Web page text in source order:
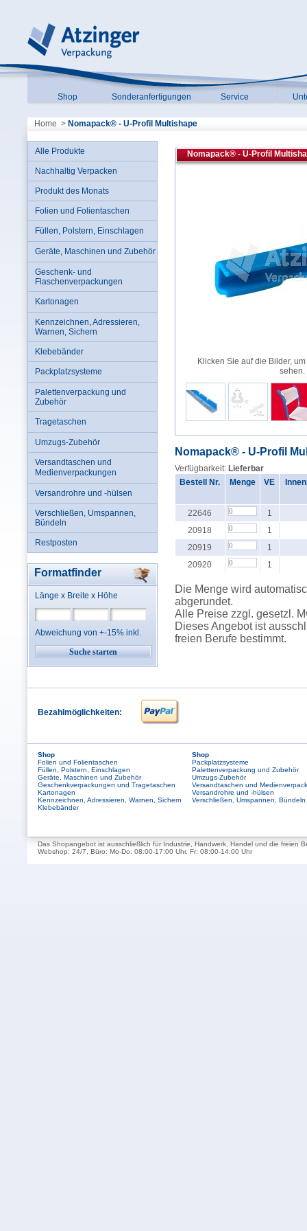
Shop Sonderanfertigungen Service
Home > Nomapack® - U-Profil Multishape
Nomapack® - U-Profil
Klicken Sie auf die Bilder,
sehen.
Nomapack® - U-Profil
Verfügbarkeit: Lieferbar
Bestell Nr.
Menge VE
22646
1
20918
1
20919
1
20920
1
Die Menge wird
abgerundet.
Alle Preise zzgl. gesetzl.
Dieses Angebot ist
freien Berufe bestimmt.
Alle Produkte
Nachhaltig Verpacken
Produkt des Monats
Folien und Folientaschen
Füllen, Polstern, Einschlagen
Geräte, Maschinen und Zubehör
Geschenk- und
Flaschenverpackungen
Kartonagen
Kennzeichnen, Adressieren,
Warnen, Sichern
Klebebänder
Packplatzsysteme
Palettenverpackung und
Zubehör
Tragetaschen
Umzugs-Zubehör
Versandtaschen und
Medienverpackungen
Versandrohre und -hülsen
Verschließen, Umspannen,
Bündeln
Restposten
Formatfinder
Länge x Breite x Höhe
Abweichung von +-15% inkl.
Bezahlmöglichkeiten:
Shop
Folien und Folientaschen
Füllen, Polstern, Einschlagen
Geräte, Maschinen und Zubehör
Geschenkverpackungen und Tragetaschen
Kartonagen
Kennzeichnen, Adressieren, Warnen, Sichern
Klebebänder
Shop
Packplatzsysteme
Palettenverpackung und Zubehör
Umzugs-Zubehör
Versandtaschen und
Versandrohre und -hülsen
Verschließen, Umspannen, Bündeln
Das Shopangebot ist ausschließlich für Industrie, Handwerk, Handel und die freien
Webshop: 24/7, Büro: Mo-Do: 08:00-17:00 Uhr, Fr: 08:00-14:00 Uhr